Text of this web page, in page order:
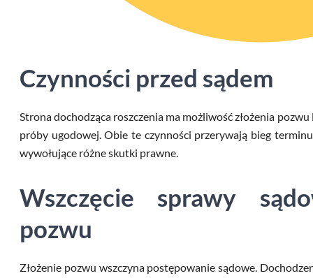
Czynności przed sądem
Strona dochodząca roszczenia ma możliwość złożenia
próby ugodowej. Obie te czynności przerywają bieg
wywołujące różne skutki prawne.
Wszczęcie sprawy
pozwu
Złożenie pozwu wszczyna postępowanie sądowe.